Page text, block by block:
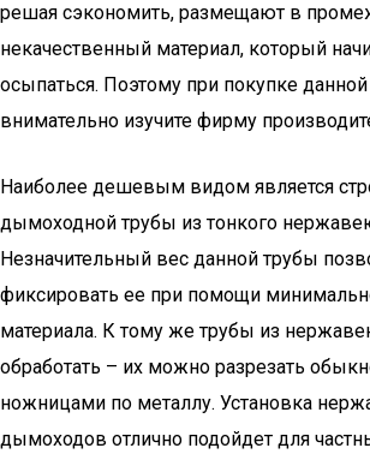
решая сэкономить, размещают в
некачественный материал, который
осыпаться. Поэтому при покупке
внимательно изучите фирму
Наиболее дешевым видом является
дымоходной трубы из тонкого
Незначительный вес данной трубы
фиксировать ее при помощи
материала. К тому же трубы из
обработать – их можно разрезать
ножницами по металлу. Установка
дымоходов отлично подойдет для